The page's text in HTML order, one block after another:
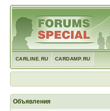
CARLINE.RU CARDAMP.RU
Объявления